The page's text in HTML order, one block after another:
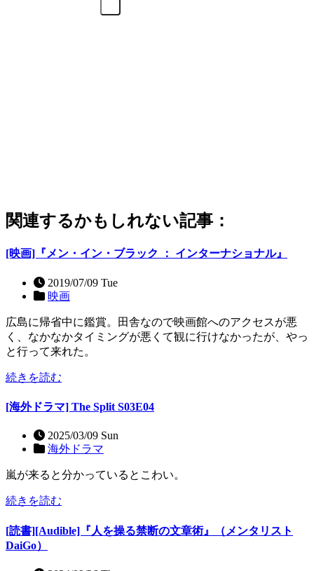
関連するかもしれない記事：
[映画]『メン・イン・ブラック ： インターナショナル』
2019/07/09 Tue
映画
広島に帰省中に鑑賞。田舎なので映画館へのアクセスが悪
く、なかなかタイミングが悪くて観に行けなかったが、やっ
と行って来れた。
続きを読む
[海外ドラマ] The Split S03E04
2025/03/09 Sun
海外ドラマ
嵐が来ると分かっているとこわい。
続きを読む
[読書][Audible]『人を操る禁断の文章術』（メンタリスト
DaiGo）